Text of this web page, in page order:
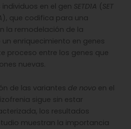
en el gen SETD1A (SET
), que codifica para una
la remodelación de la
enriquecimiento en genes
proceso entre los genes que
nuevas.
de las variantes de novo en el
sigue sin estar
los resultados
muestran la importancia